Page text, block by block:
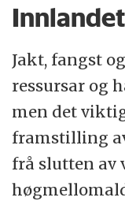
Jakt, fangst
ressursar og
men det
framstilling
frå slutten